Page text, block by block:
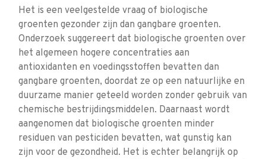
Het is een veelgestelde vraag of biologische
groenten gezonder zijn dan gangbare groenten.
Onderzoek suggereert dat biologische groenten over
het algemeen hogere concentraties aan
antioxidanten en voedingsstoffen bevatten dan
gangbare groenten, doordat ze op een natuurlijke en
duurzame manier geteeld worden zonder gebruik van
chemische bestrijdingsmiddelen. Daarnaast wordt
aangenomen dat biologische groenten minder
residuen van pesticiden bevatten, wat gunstig kan
zijn voor de gezondheid. Het is echter belangrijk op